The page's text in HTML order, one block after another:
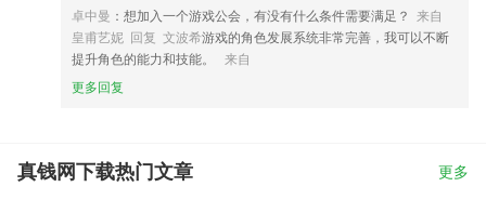
卓中曼 ：想加入一个游戏公会，有没有什么条件需要满足？ 来自
皇甫艺妮 回复 文波希游戏的角色发展系统非常完善，我可以不断
提升角色的能力和技能。
来自
更多回复
真钱网下载热门文章 更多